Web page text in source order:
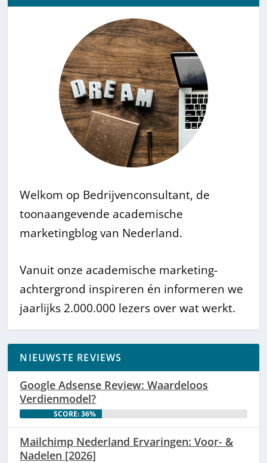
Welkom op Bedrijvenconsultant, de
toonaangevende academische
marketingblog van Nederland.
Vanuit onze academische marketing-
achtergrond inspireren én informeren we
jaarlijks 2.000.000 lezers over wat werkt.
NIEUWSTE REVIEWS
Google Adsense Review: Waardeloos
Verdienmodel?
SCORE: 36%
Mailchimp Nederland Ervaringen: Voor- &
Nadelen [2026]